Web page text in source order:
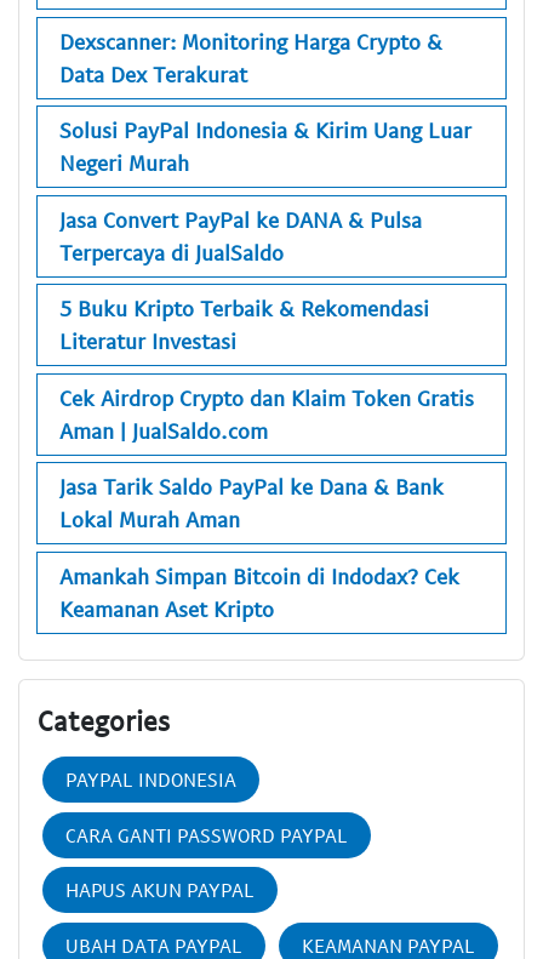
Dexscanner: Monitoring Harga Crypto &
Data Dex Terakurat
Solusi PayPal Indonesia & Kirim Uang Luar
Negeri Murah
Jasa Convert PayPal ke DANA & Pulsa
Terpercaya di JualSaldo
5 Buku Kripto Terbaik & Rekomendasi
Literatur Investasi
Cek Airdrop Crypto dan Klaim Token Gratis
Aman | JualSaldo.com
Jasa Tarik Saldo PayPal ke Dana & Bank
Lokal Murah Aman
Amankah Simpan Bitcoin di Indodax? Cek
Keamanan Aset Kripto
Categories
PAYPAL INDONESIA
CARA GANTI PASSWORD PAYPAL
HAPUS AKUN PAYPAL
UBAH DATA PAYPAL KEAMANAN PAYPAL